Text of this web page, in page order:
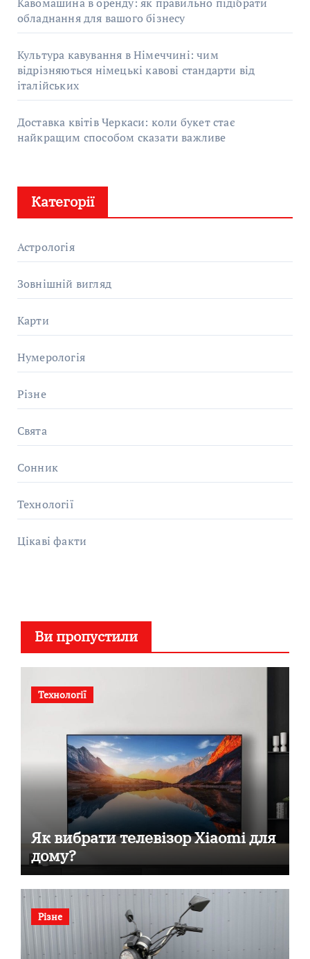
обладнання для вашого бізнесу
Культура кавування в Німеччині: чим
відрізняються німецькі кавові стандарти від
італійських
Доставка квітів Черкаси: коли букет стає
найкращим способом сказати важливе
Категорії
Астрологія
Зовнішній вигляд
Карти
Нумерологія
Різне
Свята
Сонник
Технології
Цікаві факти
Ви пропустили
Технології
Як вибрати телевізор Xiaomi для
дому?
Різне